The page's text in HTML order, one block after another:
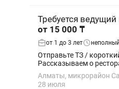
Требуется
от 15 000 ₸
от 1 до 3 лет
Отправьте ТЗ / короткий разговорный
Рассказываем о
Алматы, микрорайон
28 июля